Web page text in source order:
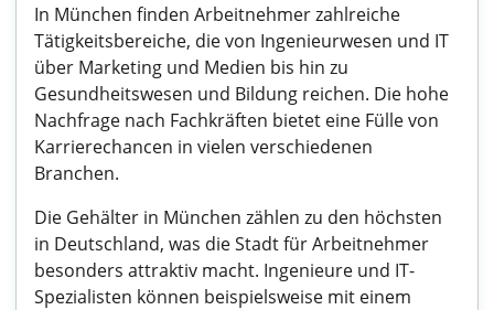
In München finden Arbeitnehmer zahlreiche
Tätigkeitsbereiche, die von Ingenieurwesen und IT
über Marketing und Medien bis hin zu
Gesundheitswesen und Bildung reichen. Die hohe
Nachfrage nach Fachkräften bietet eine Fülle von
Karrierechancen in vielen verschiedenen
Branchen.
Die Gehälter in München zählen zu den höchsten
in Deutschland, was die Stadt für Arbeitnehmer
besonders attraktiv macht. Ingenieure und IT-
Spezialisten können beispielsweise mit einem